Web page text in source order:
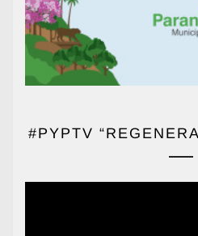
#PYPTV